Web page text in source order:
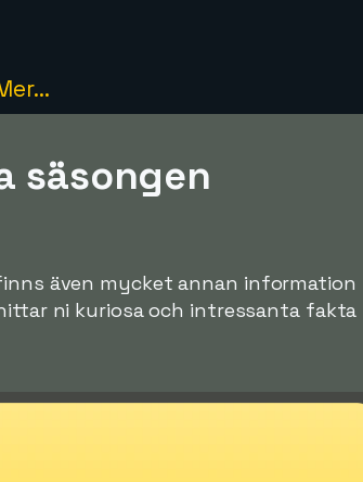
säsongen
även mycket annan information
ni kuriosa och intressanta fakta